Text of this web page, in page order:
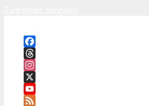
Facebook
Threads
Instagram
X
YouTube